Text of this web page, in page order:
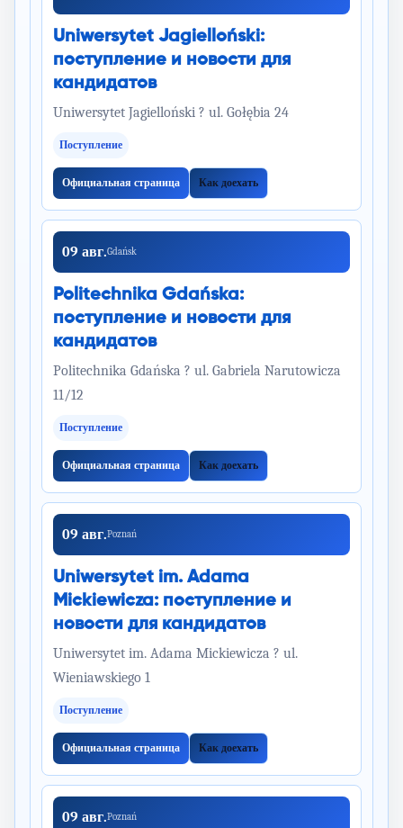
Uniwersytet Jagielloński:
поступление и новости для
кандидатов
Uniwersytet Jagielloński ? ul. Gołębia 24
Поступление
Официальная страница Как доехать
09 авг.Gdańsk
Politechnika Gdańska:
поступление и новости для
кандидатов
Politechnika Gdańska ? ul. Gabriela Narutowicza
11/12
Поступление
Официальная страница Как доехать
09 авг.Poznań
Uniwersytet im. Adama
Mickiewicza: поступление и
новости для кандидатов
Uniwersytet im. Adama Mickiewicza ? ul.
Wieniawskiego 1
Поступление
Официальная страница Как доехать
09 авг.Poznań